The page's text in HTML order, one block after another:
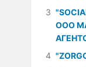
3
ООО
4